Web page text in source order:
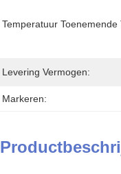
Temperatuur Toenemende
Levering Vermogen:
Markeren: